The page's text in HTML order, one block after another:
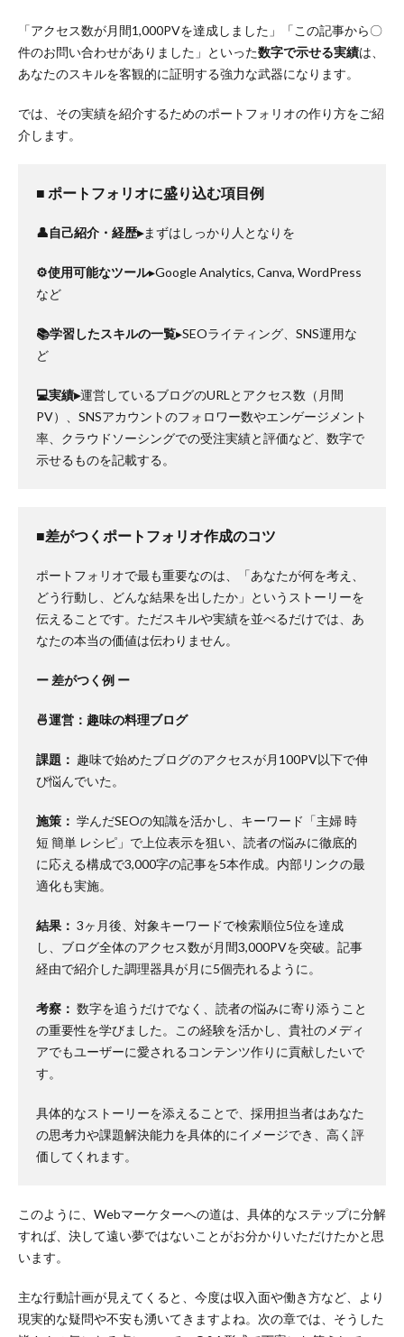
「アクセス数が月間1,000PVを達成しました」「この記事から〇
件のお問い合わせがありました」といった数字で示せる実績は、
あなたのスキルを客観的に証明する強力な武器になります。
では、その実績を紹介するためのポートフォリオの作り方をご紹
介します。
■ ポートフォリオに盛り込む項目例
👤自己紹介・経歴▸まずはしっかり人となりを
⚙️使用可能なツール▸Google Analytics, Canva, WordPress
など
📚学習したスキルの一覧▸SEOライティング、SNS運用な
ど
💻実績▸運営しているブログのURLとアクセス数（月間
PV）、SNSアカウントのフォロワー数やエンゲージメント
率、クラウドソーシングでの受注実績と評価など、数字で
示せるものを記載する。
■差がつくポートフォリオ作成のコツ
ポートフォリオで最も重要なのは、「あなたが何を考え、
どう行動し、どんな結果を出したか」というストーリーを
伝えることです。ただスキルや実績を並べるだけでは、あ
なたの本当の価値は伝わりません。
ー 差がつく例 ー
🍜運営：趣味の料理ブログ
課題： 趣味で始めたブログのアクセスが月100PV以下で伸
び悩んでいた。
施策： 学んだSEOの知識を活かし、キーワード「主婦 時
短 簡単 レシピ」で上位表示を狙い、読者の悩みに徹底的
に応える構成で3,000字の記事を5本作成。内部リンクの最
適化も実施。
結果： 3ヶ月後、対象キーワードで検索順位5位を達成
し、ブログ全体のアクセス数が月間3,000PVを突破。記事
経由で紹介した調理器具が月に5個売れるように。
考察： 数字を追うだけでなく、読者の悩みに寄り添うこと
の重要性を学びました。この経験を活かし、貴社のメディ
アでもユーザーに愛されるコンテンツ作りに貢献したいで
す。
具体的なストーリーを添えることで、採用担当者はあなた
の思考力や課題解決能力を具体的にイメージでき、高く評
価してくれます。
このように、Webマーケターへの道は、具体的なステップに分解
すれば、決して遠い夢ではないことがお分かりいただけたかと思
います。
主な行動計画が見えてくると、今度は収入面や働き方など、より
現実的な疑問や不安も湧いてきますよね。次の章では、そうした